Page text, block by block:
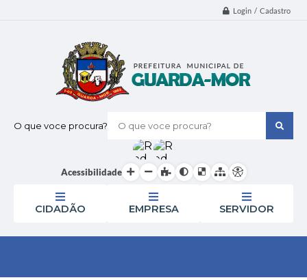
Login / Cadastro
O que voce procura?
Acessibilidade
CIDADÃO EMPRESA SERVIDOR